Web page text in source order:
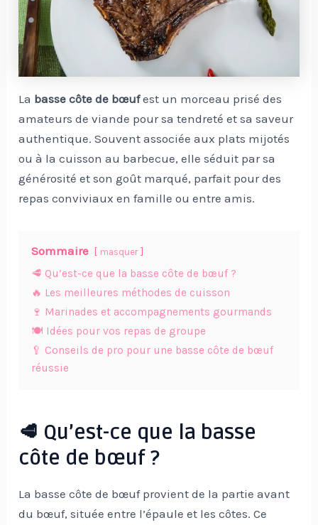
La basse côte de bœufest un morceau prisé des
amateurs de viande pour sa tendreté et sa saveur
authentique. Souvent associée aux plats mijotés
ou à la cuisson au barbecue, elle séduit par sa
générosité et son goût marqué, parfait pour des
repas conviviaux en famille ou entre amis.
Sommaire masquer
🥩 Qu’est-ce que la basse côte de bœuf ?
🔥 Les meilleures méthodes de cuisson
🍷 Marinades et accompagnements gourmands
🍽️ Idées pour vos repas de groupe
🥄 Conseils de pro pour une basse côte de bœuf
réussie
🥩 Qu’est-ce que la basse
côte de bœuf ?
La basse côte de bœuf provient de la partie avant
du bœuf, située entre l’épaule et les côtes. Ce